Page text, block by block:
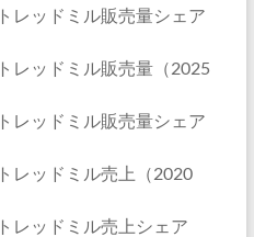
レッドミル販売量シェア
レッドミル販売量（2025
レッドミル販売量シェア
レッドミル売上（2020
レッドミル売上シェア